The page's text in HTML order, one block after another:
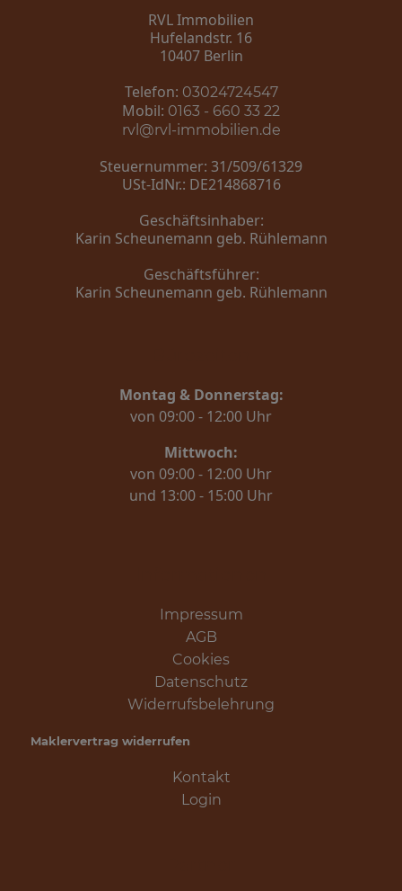
RVL Immobilien
Hufelandstr. 16
10407 Berlin
Telefon: 03024724547
Mobil: 0163 - 660 33 22
rvl@rvl-immobilien.de
Steuernummer: 31/509/61329
USt-IdNr.: DE214868716
Geschäftsinhaber:
Karin Scheunemann geb. Rühlemann
Geschäftsführer:
Karin Scheunemann geb. Rühlemann
Montag & Donnerstag:
von 09:00 - 12:00 Uhr
Mittwoch:
von 09:00 - 12:00 Uhr
und 13:00 - 15:00 Uhr
Impressum
AGB
Cookies
Datenschutz
Widerrufsbelehrung
Maklervertrag widerrufen
Kontakt
Login